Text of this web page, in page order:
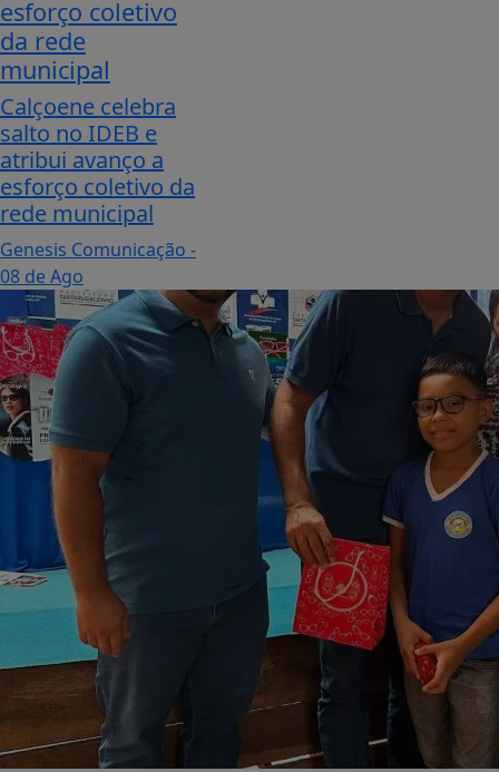
esforço coletivo
da rede
municipal
Calçoene celebra
salto no IDEB e
atribui avanço a
esforço coletivo da
rede municipal
Genesis Comunicação -
08 de Ago